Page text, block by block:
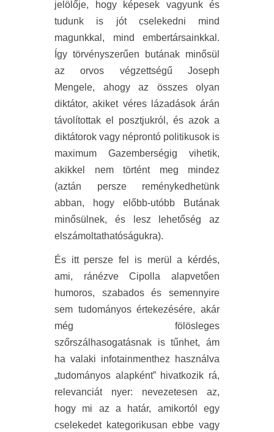
jelölője, hogy képesek vagyunk és
tudunk is jót cselekedni mind
magunkkal, mind embertársainkkal.
Így törvényszerűen butának minősül
az orvos végzettségű Joseph
Mengele, ahogy az összes olyan
diktátor, akiket véres lázadások árán
távolítottak el posztjukról, és azok a
diktátorok vagy néprontó politikusok is
maximum Gazemberségig vihetik,
akikkel nem történt meg mindez
(aztán persze reménykedhetünk
abban, hogy előbb-utóbb Butának
minősülnek, és lesz lehetőség az
elszámoltathatóságukra).
És itt persze fel is merül a kérdés,
ami, ránézve Cipolla alapvetően
humoros, szabados és semennyire
sem tudományos értekezésére, akár
még fölösleges
szőrszálhasogatásnak is tűnhet, ám
ha valaki infotainmenthez használva
„tudományos alapként” hivatkozik rá,
relevanciát nyer: nevezetesen az,
hogy mi az a határ, amikortól egy
cselekedet kategorikusan ebbe vagy